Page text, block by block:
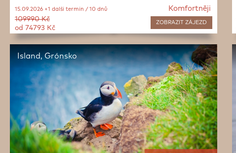
Komfortněji
ZOBRAZIT ZÁJEZD
15.09.2026 +1 další termín / 10 dnů
109990 Kč
od 74793 Kč
Island, Grónsko